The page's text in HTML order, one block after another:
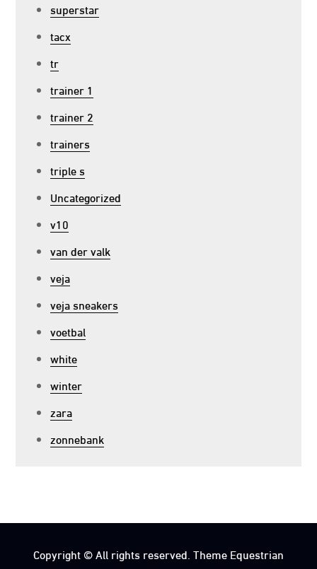
superstar
tacx
tr
trainer 1
trainer 2
trainers
triple s
Uncategorized
v10
van der valk
veja
veja sneakers
voetbal
white
winter
zara
zonnebank
Copyright © All rights reserved. Theme Equestrian